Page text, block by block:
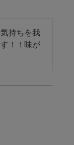
持ちを我
！！味が